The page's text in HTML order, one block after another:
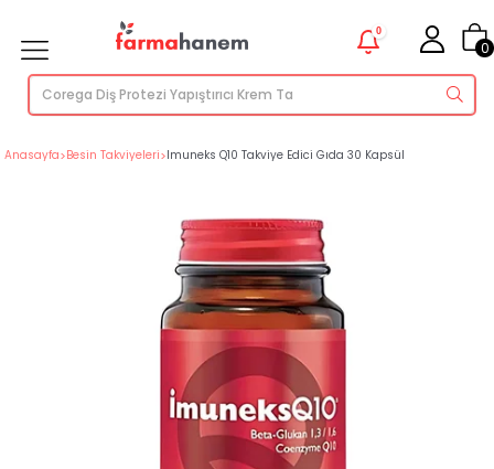
0
0
Anasayfa>Besin Takviyeleri>Imuneks Q10 Takviye Edici Gıda 30 Kapsül